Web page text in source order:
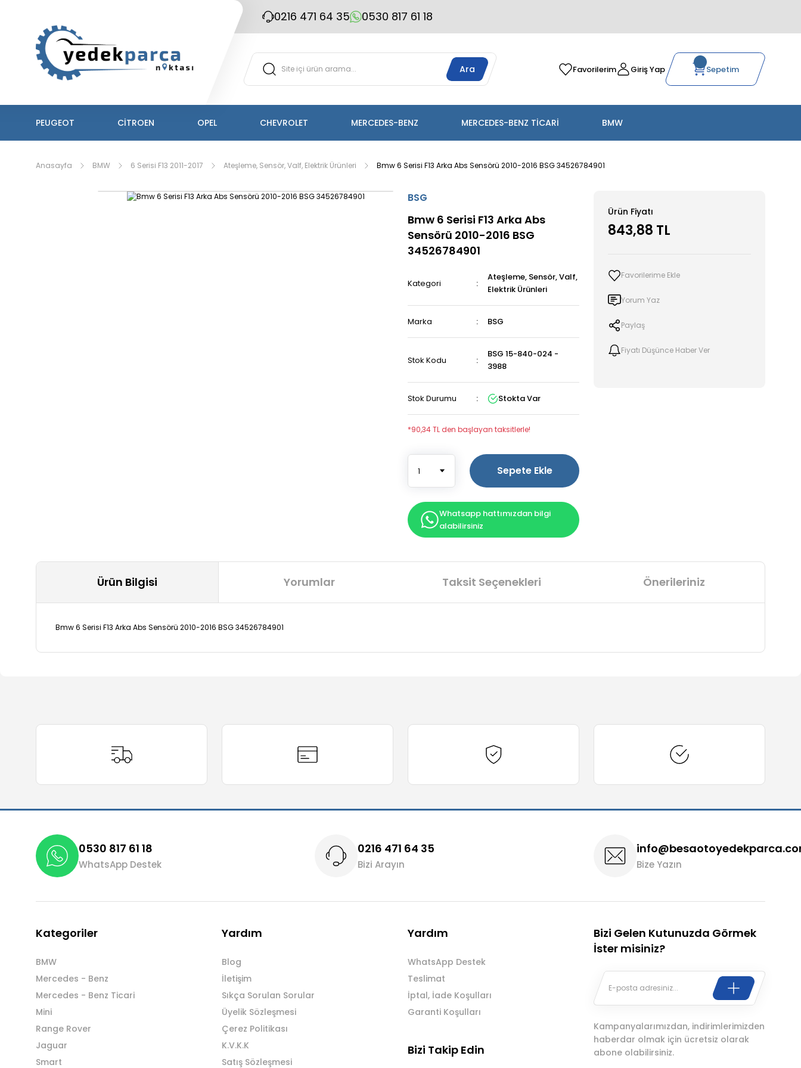
0216 471 64 35 0530 817 61 18
Ara Favorilerim Giriş Yap Sepetim
PEUGEOT CİTROEN OPEL CHEVROLET MERCEDES-BENZ MERCEDES-BENZ TİCARİ BMW
Anasayfa BMW 6 Serisi F13 2011-2017 Ateşleme, Sensör, Valf, Elektrik Ürünleri Bmw 6 Serisi F13 Arka Abs Sensörü 2010-2016 BSG 34526784901
BSG
Bmw 6 Serisi F13 Arka Abs
Sensörü 2010-2016 BSG
34526784901
Kategori
Ateşleme, Sensör, Valf,
Elektrik Ürünleri
Marka BSG
Stok Kodu
BSG 15-840-024 -
3988
Stok Durumu Stokta Var
*90,34 TL den başlayan taksitlerle!
Sepete Ekle
Whatsapp hattımızdan bilgi
alabilirsiniz
Ürün Fiyatı
843,88 TL
Yorum Yaz
Paylaş
Fiyatı Düşünce Haber Ver
Ürün Bilgisi Yorumlar Taksit Seçenekleri Önerileriniz
Bmw 6 Serisi F13 Arka Abs Sensörü 2010-2016 BSG 34526784901
Ürün bilgilerinde hatalar bulunuyor.
Bu ürüne benzer farklı alternatifler olmalı.
Gönder
0530 817 61 18
WhatsApp Destek
0216 471 64 35
Bizi Arayın Bize Yazın
Kategoriler
BMW
Mercedes - Benz
Mercedes - Benz Ticari
Mini
Range Rover
Jaguar
Smart
Yardım
Blog
İletişim
Sıkça Sorulan Sorular
Üyelik Sözleşmesi
Çerez Politikası
K.V.K.K
Satış Sözleşmesi
Yardım
WhatsApp Destek
Teslimat
İptal, İade Koşulları
Garanti Koşulları
Bizi Takip Edin
Bizi Gelen Kutunuzda Görmek
İster misiniz?
Kampanyalarımızdan, indirimlerimizden
haberdar olmak için ücretsiz olarak
abone olabilirsiniz.